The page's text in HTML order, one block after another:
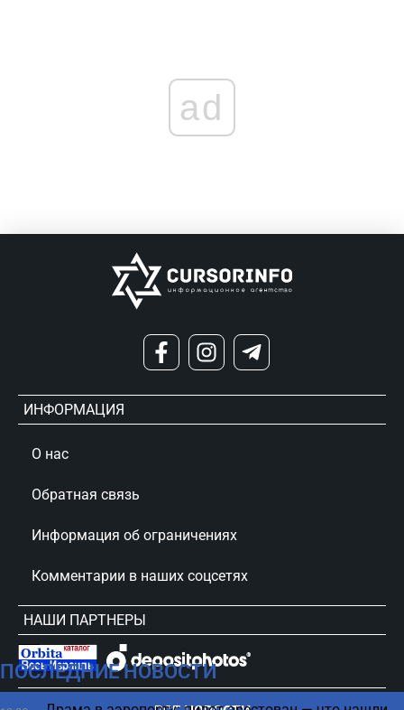
ПОСЛЕДНИЕ НОВОСТИ
ad
ИНФОРМАЦИЯ
О нас
Обратная связь
Информация об ограничениях
Комментарии в наших соцсетях
НАШИ ПАРТНЕРЫ